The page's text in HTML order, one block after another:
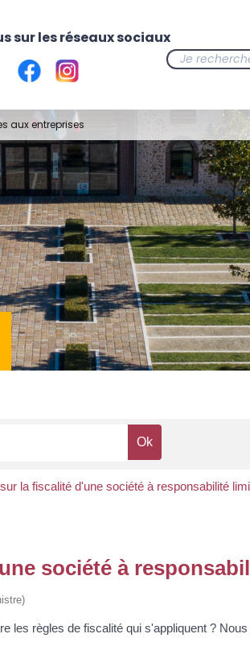
aux entreprises
la fiscalité d'une société à responsabilité
société à
règles de fiscalité qui s'appliquent ?